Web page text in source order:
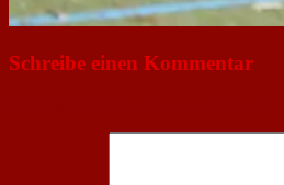
Schreibe einen Kommentar